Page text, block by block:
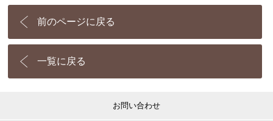
前のページに戻る
一覧に戻る
お問い合わせ